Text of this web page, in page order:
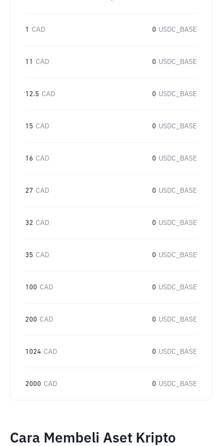
1 CAD 0 USDC_BASE
11 CAD 0 USDC_BASE
12.5 CAD 0 USDC_BASE
15 CAD 0 USDC_BASE
16 CAD 0 USDC_BASE
27 CAD 0 USDC_BASE
32 CAD 0 USDC_BASE
35 CAD 0 USDC_BASE
100 CAD 0 USDC_BASE
200 CAD 0 USDC_BASE
1024 CAD 0 USDC_BASE
2000 CAD 0 USDC_BASE
Cara Membeli Aset Kripto